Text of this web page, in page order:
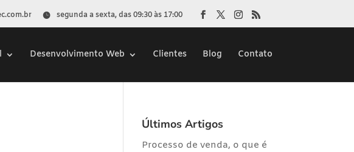
segunda a sexta, das 09:30 às 17:00
Desenvolvimento Web Clientes Blog Contato
Últimos Artigos
Processo de venda, o que é